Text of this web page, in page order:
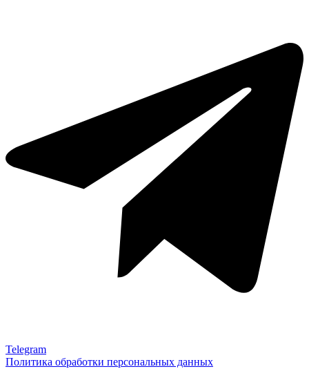
Telegram
Политика обработки персональных данных